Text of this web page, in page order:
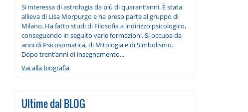
Si interessa di astrologia da più di quarant’anni. È stata
allieva di Lisa Morpurgo e ha preso parte al gruppo di
Milano. Ha fatto studi di Filosofia a indirizzo psicologico,
conseguendo in seguito varie formazioni. Si occupa da
anni di Psicosomatica, di Mitologia e di Simbolismo.
Dopo trent’anni di insegnamento...
Vai alla biografia
Ultime dal BLOG